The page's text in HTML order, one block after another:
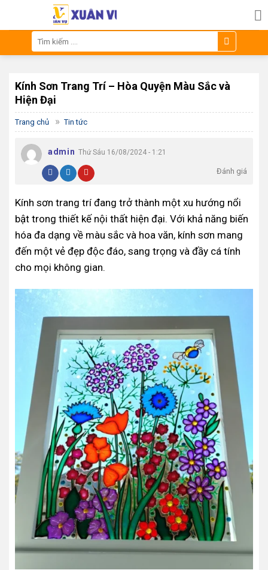
Kính Sơn Trang Trí – Hòa Quyện Màu Sắc và
Hiện Đại
Trang chủ » Tin tức
admin Thứ Sáu 16/08/2024 - 1:21
Đánh giá
Kính sơn trang trí đang trở thành một xu hướng nổi
bật trong thiết kế nội thất hiện đại. Với khả năng biến
hóa đa dạng về màu sắc và hoa văn, kính sơn mang
đến một vẻ đẹp độc đáo, sang trọng và đầy cá tính
cho mọi không gian.